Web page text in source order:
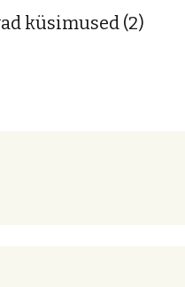
küsimused (2)